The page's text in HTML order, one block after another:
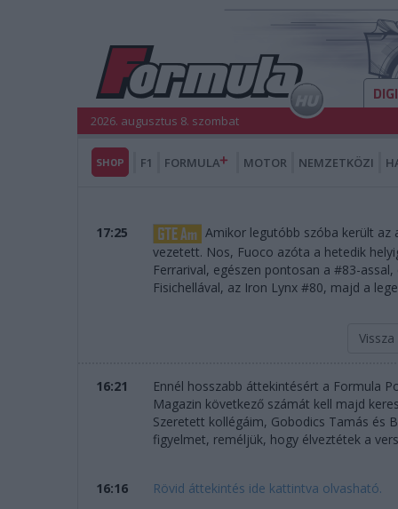
2026. augusztus 8. szombat
SHOP F1 FORMULA MOTOR NEMZETKÖZI
17:25
Amikor legutóbb szóba került az
vezetett. Nos, Fuoco azóta a hetedik
Ferrarival, egészen pontosan a #83-
Fisichellával, az Iron Lynx #80, majd a
16:21
Ennél hosszabb áttekintésért a Formula
Magazin következő számát kell majd
Szeretett kollégáim, Gobodics Tamás és
figyelmet, reméljük, hogy élveztétek a
16:16 Rövid áttekintés ide kattintva olvasható.